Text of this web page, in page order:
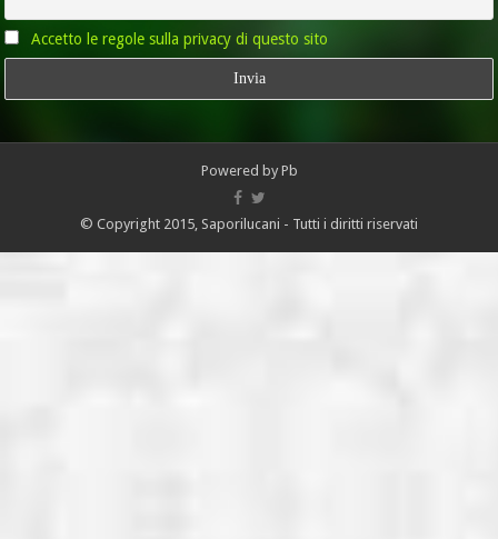
Accetto le regole sulla privacy di questo sito
Powered by Pb
© Copyright 2015, Saporilucani - Tutti i diritti riservati